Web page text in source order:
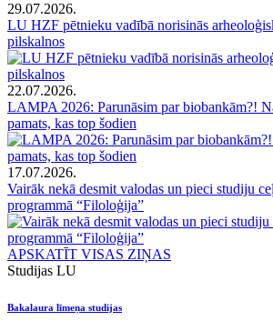
29.07.2026.
LU HZF pētnieku vadībā norisinās
pilskalnos
22.07.2026.
LAMPA 2026: Parunāsim par biobankām?!
pamats, kas top šodien
17.07.2026.
Vairāk nekā desmit valodas un pieci studiju
programmā “Filoloģija”
APSKATĪT VISAS ZIŅAS
Studijas LU
Bakalaura līmeņa studijas